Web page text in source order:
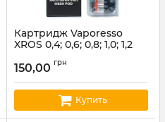
Картридж Vaporesso
XROS 0,4; 0,6; 0,8; 1,0; 1,2
Артикул: vapor02
150,00 грн
Купить